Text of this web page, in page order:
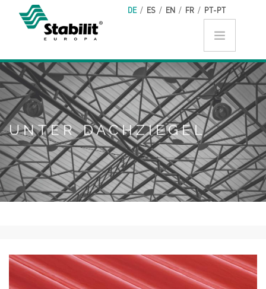
Direkt zum Inhalt DE / ES / EN / FR / PT-PT
UNTER DACHZIEGEL